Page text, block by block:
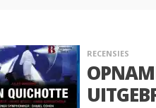
RECENSIES